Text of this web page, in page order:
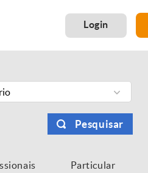
Login
Pesquisar
Particular